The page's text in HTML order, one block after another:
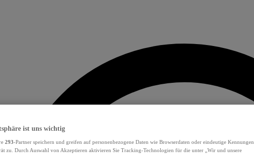
ist uns wichtig
293-Partner speichern und greifen auf personenbezogene Daten wie Browserdaten oder eindeutige Kennungen
zu. Durch Auswahl von Akzeptieren aktivieren Sie Tracking-Technologien für die unter „Wir und unsere